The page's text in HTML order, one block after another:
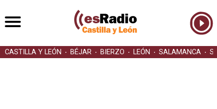
CASTILLA Y LEÓN BÉJAR BIERZO LEÓN SALAMANCA